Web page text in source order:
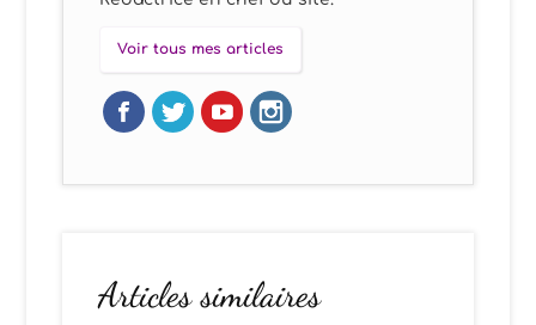
Voir tous mes articles
Articles similaires